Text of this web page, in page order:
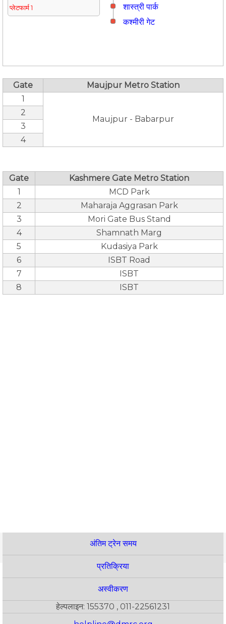
प्लेटफार्म 1
शास्त्री पार्क
कश्मीरी गेट
Gate
Maujpur Metro Station
1
Maujpur - Babarpur
2
3
4
Gate
Kashmere Gate Metro Station
1
MCD Park
2
Maharaja Aggrasan Park
3
Mori Gate Bus Stand
4
Shamnath Marg
5
Kudasiya Park
6
ISBT Road
7
ISBT
8
ISBT
अंतिम ट्रेन समय
प्रतिक्रिया
अस्वीकरण
हेल्पलाइन: 155370 , 011-22561231